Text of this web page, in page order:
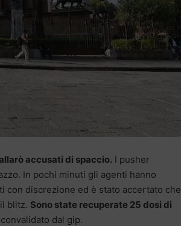
accusati di spaccio. I pusher
In pochi minuti gli agenti hanno
con discrezione ed è stato accertato che
blitz. Sono state recuperate 25 dosi di
dal gip.